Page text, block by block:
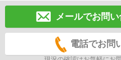
メールでお問
電話でお問